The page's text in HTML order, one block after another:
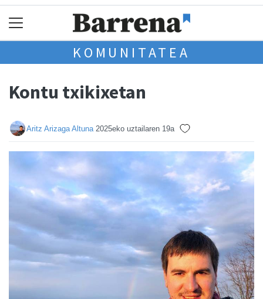
KOMUNITATEA
Kontu txikixetan
Aritz Arizaga Altuna 2025eko uztailaren 19a